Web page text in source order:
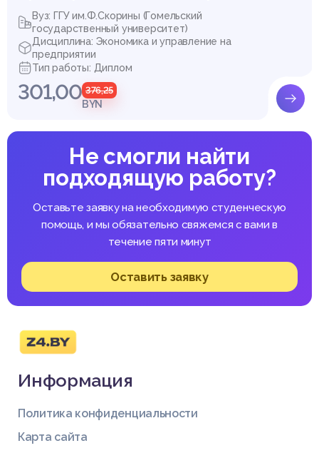
Вуз: ГГУ им.Ф.Скорины (Гомельский
государственный университет)
Дисциплина: Экономика и управление на
предприятии
Тип работы: Диплом
301,00 376,25
BYN
Не смогли найти
подходящую работу?
Оставьте заявку на необходимую студенческую
помощь, и мы обязательно свяжемся с вами в
течение пяти минут
Оставить заявку
Информация
Политика конфиденциальности
Карта сайта